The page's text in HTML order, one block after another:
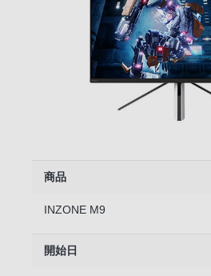
商品
INZONE M9
開始日